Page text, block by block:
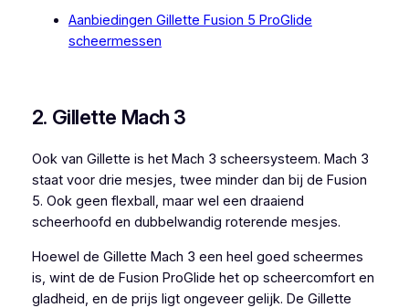
Aanbiedingen Gillette Fusion 5 ProGlide
scheermessen
2. Gillette Mach 3
Ook van Gillette is het Mach 3 scheersysteem. Mach 3
staat voor drie mesjes, twee minder dan bij de Fusion
5. Ook geen flexball, maar wel een draaiend
scheerhoofd en dubbelwandig roterende mesjes.
Hoewel de Gillette Mach 3 een heel goed scheermes
is, wint de de Fusion ProGlide het op scheercomfort en
gladheid, en de prijs ligt ongeveer gelijk. De Gillette